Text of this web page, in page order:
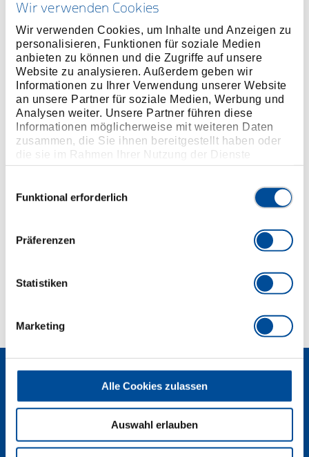
Wir verwenden Cookies
Wir verwenden Cookies, um Inhalte und Anzeigen zu
personalisieren, Funktionen für soziale Medien
anbieten zu können und die Zugriffe auf unsere
Website zu analysieren. Außerdem geben wir
Informationen zu Ihrer Verwendung unserer Website
an unsere Partner für soziale Medien, Werbung und
Analysen weiter. Unsere Partner führen diese
Informationen möglicherweise mit weiteren Daten
zusammen, die Sie ihnen bereitgestellt haben oder
die sie im Rahmen Ihrer Nutzung der Dienste
gesammelt haben. Unsere vollständige
Funktional erforderlich
Präferenzen
Statistiken
Marketing
Alle Cookies zulassen
Auswahl erlauben
HÄNDLER FINDEN
Produktlinie EAN4010886870006
Produktbeschreibung
Maschinenbetätigt
Innenvierkantantrieb nach DIN 3121 - H 20, ISO
Newsletter